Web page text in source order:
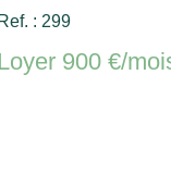
un agréable
mer, une cuisine
bureau ou une
séparées. Une cave
Ref. : 299
900 €/